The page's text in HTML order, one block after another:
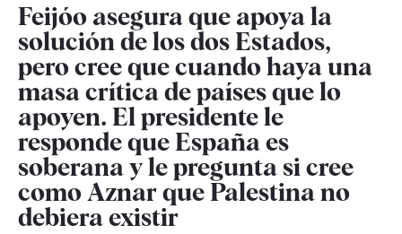
Feijóo asegura que apoya la
solución de los dos Estados,
pero cree que cuando haya una
masa crítica de países que lo
apoyen. El presidente le
responde que España es
soberana y le pregunta si cree
como Aznar que Palestina no
debiera existir